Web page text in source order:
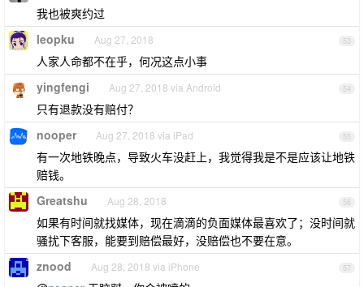
我也被爽约过
53
leopku Aug 27, 2018
人家人命都不在乎，何况这点小事
54
yingfengi Aug 27, 2018 via Android
只有退款没有赔付？
55
nooper Aug 27, 2018 via iPad
有一次地铁晚点，导致火车没赶上，我觉得我是不是应该让地铁
赔钱。
56
Greatshu Aug 28, 2018
如果有时间就找媒体，现在滴滴的负面媒体最喜欢了；没时间就
骚扰下客服，能要到赔偿最好，没赔偿也不要在意。
57
znood Aug 28, 2018 via iPhone